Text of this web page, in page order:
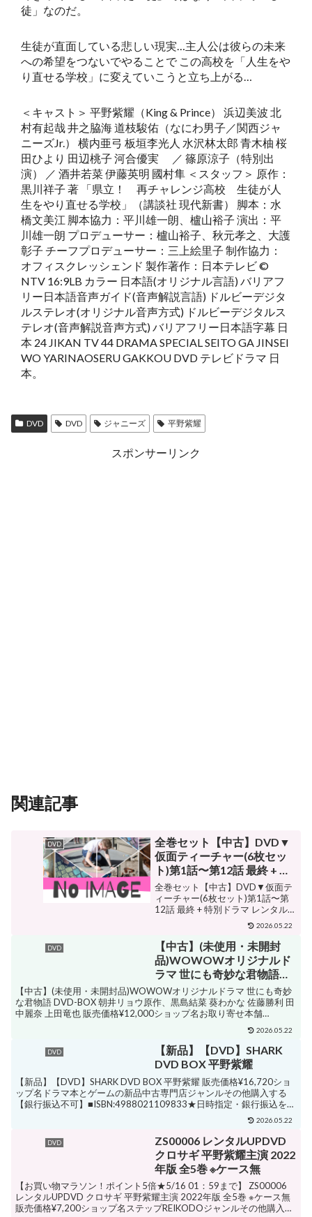
徒」なのだ。
生徒が直面している悲しい現実…主人公は彼らの未来
への希望をつないでやることで この高校を「人生をや
り直せる学校」に変えていこうと立ち上がる…
＜キャスト＞ 平野紫耀（King & Prince） 浜辺美波 北
村有起哉 井之脇海 道枝駿佑（なにわ男子／関西ジャ
ニーズJr.） 横内亜弓 板垣李光人 水沢林太郎 青木柚 桜
田ひより 田辺桃子 河合優実 ／ 篠原涼子（特別出
演） ／ 酒井若菜 伊藤英明 國村隼 ＜スタッフ＞ 原作：
黒川祥子 著 「県立！ 再チャレンジ高校 生徒が人
生をやり直せる学校」（講談社 現代新書） 脚本：水
橋文美江 脚本協力：平川雄一朗、櫨山裕子 演出：平
川雄一朗 プロデューサー：櫨山裕子、秋元孝之、大護
彰子 チーフプロデューサー：三上絵里子 制作協力：
オフィスクレッシェンド 製作著作：日本テレビ ©
NTV 16:9LB カラー 日本語(オリジナル言語) バリアフ
リー日本語音声ガイド(音声解説言語) ドルビーデジタ
ルステレオ(オリジナル音声方式) ドルビーデジタルス
テレオ(音声解説音声方式) バリアフリー日本語字幕 日
本 24 JIKAN TV 44 DRAMA SPECIAL SEITO GA JINSEI
WO YARINAOSERU GAKKOU DVD テレビドラマ 日
本。
DVD DVD ジャニーズ 平野紫耀
スポンサーリンク
関連記事
DVD
全巻セット【中古】DVD▼
仮面ティーチャー(6枚セッ
ト)第1話〜第12話 最終 + 特
別ドラマ レンタル落ち ケー
ス無
全巻セット【中古】DVD▼仮面テ
ィーチャー(6枚セット)第1話〜第
12話 最終 + 特別ドラマ レンタル
落ち ケース無 販売価格¥2,419シ
ョップ名フクフクらんどジャンル
アクション購入する 邦画 ・藤ヶ谷
太輔・大政絢・菊池風磨・ジェシ
ー・...
2026.05.22
DVD
【中古】(未使用・未開封
品)WOWOWオリジナルド
ラマ 世にも奇妙な君物語
DVD-BOX 朝井リョウ原
作、黒島結菜 葵わかな 佐藤
勝利 田中麗奈 上田竜也
【中古】(未使用・未開封品)WOWOWオリジナルドラマ 世にも奇妙
な君物語 DVD-BOX 朝井リョウ原作、黒島結菜 葵わかな 佐藤勝利 田
中麗奈 上田竜也 販売価格¥12,000ショップ名お取り寄せ本舗
2026.05.22
DVD
【新品】【DVD】SHARK
DVD BOX 平野紫耀
【新品】【DVD】SHARK DVD BOX 平野紫耀 販売価格¥16,720ショ
ップ名ドラマ本とゲームの新品中古専門店ジャンルその他購入する
【銀行振込不可】■ISBN:4988021109833★日時指定・銀行振込をお
2026.05.22
DVD
ZS00006 レンタルUPDVD
クロサギ 平野紫耀主演 2022
年版 全5巻 ※ケース無
【お買い物マラソン！ポイント5倍★5/16 01：59まで】 ZS00006
レンタルUPDVD クロサギ 平野紫耀主演 2022年版 全5巻 ※ケース無
販売価格¥7,200ショップ名ステップREIKODOジャンルその他購入す